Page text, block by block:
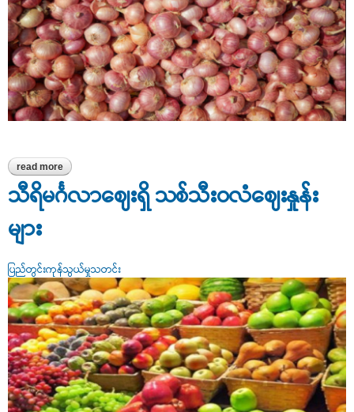
read more about ဘုရင့်နောင်ကုန်စည်ဒိုင်ရှိ ကြက်သွန်နီဈေးနှုန်းများ
သီရိမင်္ဂလာဈေးရှိ သစ်သီးဝလံဈေးနှုန်း
များ
ပြည်တွင်းကုန်သွယ်မှုသတင်း